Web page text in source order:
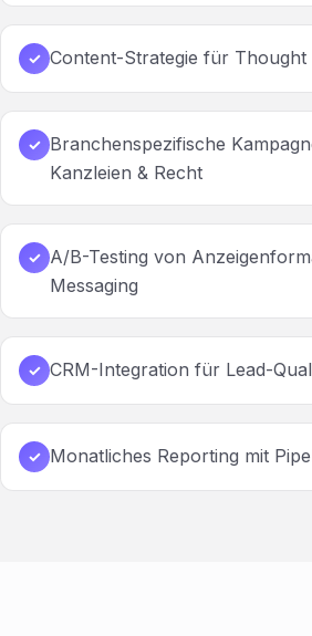
✓ Content-Strategie für Thought
✓ Branchenspezifische
Kanzleien & Recht
✓ A/B-Testing von
Messaging
✓ CRM-Integration für Lead-
✓ Monatliches Reporting mit